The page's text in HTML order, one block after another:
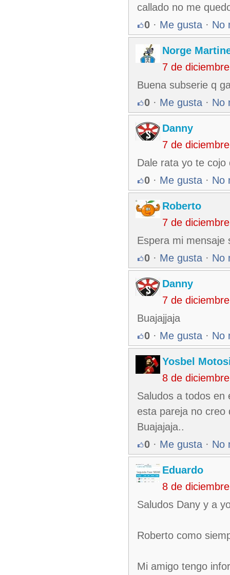
callado no me
0 · Me gusta · No
Norge
7 de
Buena subserie q
0 · Me gusta · No
Danny
7 de
Dale rata yo te cojo
0 · Me gusta · No
Roberto
7 de
Espera mi
0 · Me gusta · No
Danny
7 de
Buajajjaja
0 · Me gusta · No
Yosbel
8 de
Saludos a todos en
esta pareja no creo
Buajajaja..
0 · Me gusta · No
Eduardo
8 de
Saludos Dany y a
Roberto como
Mi amigo tengo